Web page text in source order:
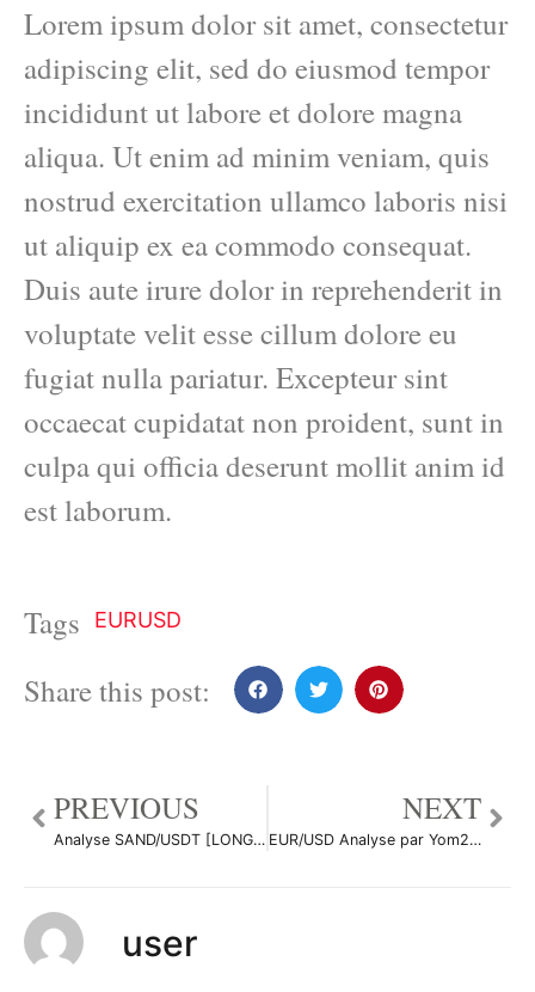
Lorem ipsum dolor sit amet, consectetur
adipiscing elit, sed do eiusmod tempor
incididunt ut labore et dolore magna
aliqua. Ut enim ad minim veniam, quis
nostrud exercitation ullamco laboris nisi
ut aliquip ex ea commodo consequat.
Duis aute irure dolor in reprehenderit in
voluptate velit esse cillum dolore eu
fugiat nulla pariatur. Excepteur sint
occaecat cupidatat non proident, sunt in
culpa qui officia deserunt mollit anim id
est laborum.
Tags EURUSD
Share this post:
PREVIOUS
Analyse SAND/USDT [LONG] [BIAIS D1 / PLAN H4 / SET UP M30] par CryptoBeulite
NEXT
EUR/USD Analyse par Yom2123
user